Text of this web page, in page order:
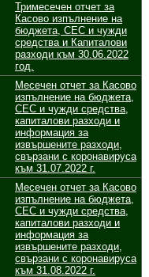
Тримесечен отчет за
Касово изпълнение на
бюджета, СЕС и чужди
средства и Капиталови
разходи към 30.06.2022
год.
Месечен отчет за Касово
изпълнение на бюджета,
СЕС и чужди средства,
капиталови разходи и
информация за
извършените разходи,
свързани с коронавируса
към 31.07.2022 г.
Месечен отчет за Касово
изпълнение на бюджета,
СЕС и чужди средства,
капиталови разходи и
информация за
извършените разходи,
свързани с коронавируса
към 31.08.2022 г.